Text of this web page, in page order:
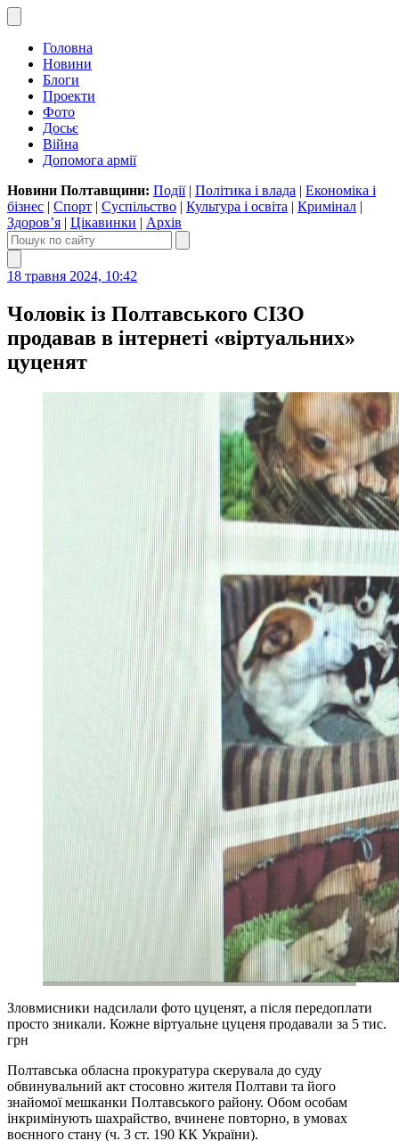
Головна
Новини
Блоги
Проекти
Фото
Досьє
Війна
Допомога армії
Новини Полтавщини: Події| Політика і влада | Економіка і
бізнес | Спорт | Суспільство | Культура і освіта | Кримінал |
Здоров’я | Цікавинки | Архів
18 травня 2024, 10:42
Чоловік із Полтавського СІЗО
продавав в інтернеті «віртуальних»
цуценят
Зловмисники надсилали фото цуценят, а після передоплати
просто зникали. Кожне віртуальне цуценя продавали за 5 тис.
грн
Полтавська обласна прокуратура скерувала до суду
обвинувальний акт стосовно жителя Полтави та його
знайомої мешканки Полтавського району. Обом особам
інкримінують шахрайство, вчинене повторно, в умовах
воєнного стану (ч. 3 ст. 190 КК України).